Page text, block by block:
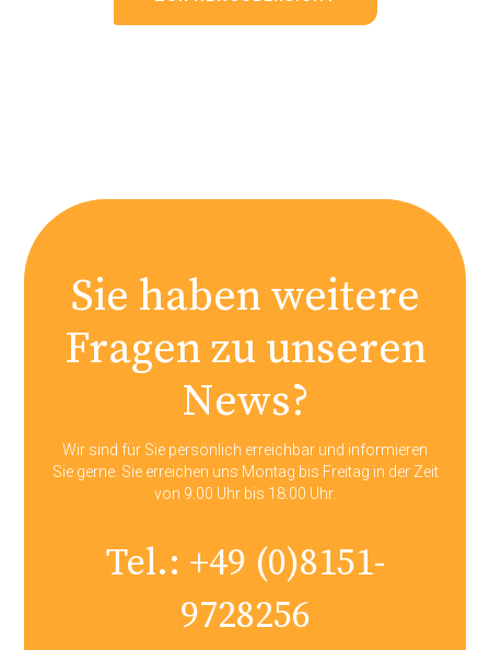
Sie haben weitere
Fragen zu unseren
News?
Wir sind für Sie persönlich erreichbar und informieren
Sie gerne. Sie erreichen uns Montag bis Freitag in der Zeit
von 9:00 Uhr bis 18:00 Uhr.
Tel.: +49 (0)8151-
9728256